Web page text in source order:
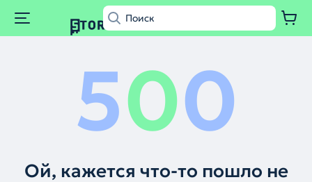
500
Ой, кажется что-то пошло не